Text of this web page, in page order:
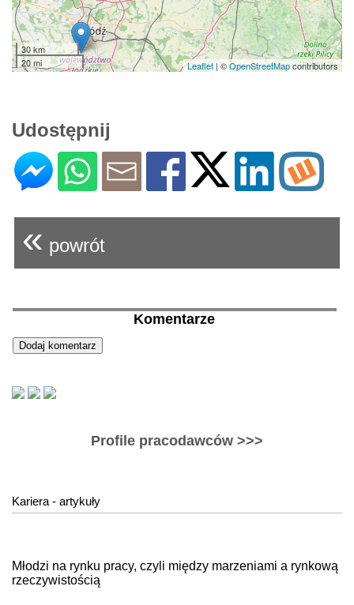
30 km
20 mi
Leaflet | ©OpenStreetMapcontributors
Udostępnij
« powrót
Komentarze
Profile pracodawców >>>
Kariera - artykuły
Młodzi na rynku pracy, czyli między marzeniami a rynkową
rzeczywistością